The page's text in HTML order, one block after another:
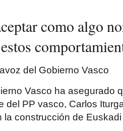
como algo
del Gobierno Vasco
Vasco ha asegurado
del PP vasco, Carlos
la construcción de